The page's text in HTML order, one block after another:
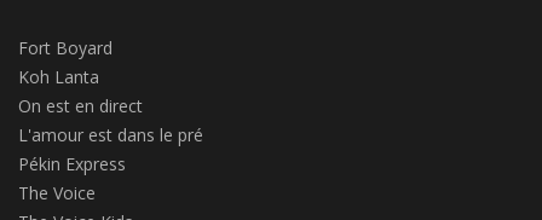
Fort Boyard
Koh Lanta
On est en direct
L'amour est dans le pré
Pékin Express
The Voice